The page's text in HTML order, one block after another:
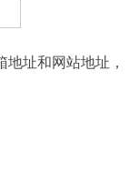
址和网站地址，